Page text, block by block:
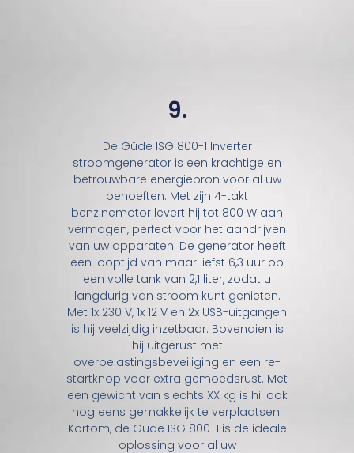
9.
De Güde ISG 800-1 Inverter
stroomgenerator is een krachtige en
betrouwbare energiebron voor al uw
behoeften. Met zijn 4-takt
benzinemotor levert hij tot 800 W aan
vermogen, perfect voor het aandrijven
van uw apparaten. De generator heeft
een looptijd van maar liefst 6,3 uur op
een volle tank van 2,1 liter, zodat u
langdurig van stroom kunt genieten.
Met 1x 230 V, 1x 12 V en 2x USB-uitgangen
is hij veelzijdig inzetbaar. Bovendien is
hij uitgerust met
overbelastingsbeveiliging en een re-
startknop voor extra gemoedsrust. Met
een gewicht van slechts XX kg is hij ook
nog eens gemakkelijk te verplaatsen.
Kortom, de Güde ISG 800-1 is de ideale
oplossing voor al uw